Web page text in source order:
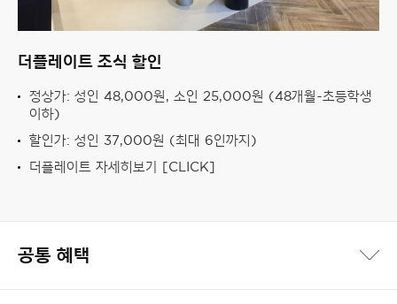
더플레이트 조식 할인
정상가: 성인 48,000원, 소인 25,000원 (48개월~초등학생
이하)
할인가: 성인 37,000원 (최대 6인까지)
더플레이트 자세히보기 [CLICK]
공통 혜택